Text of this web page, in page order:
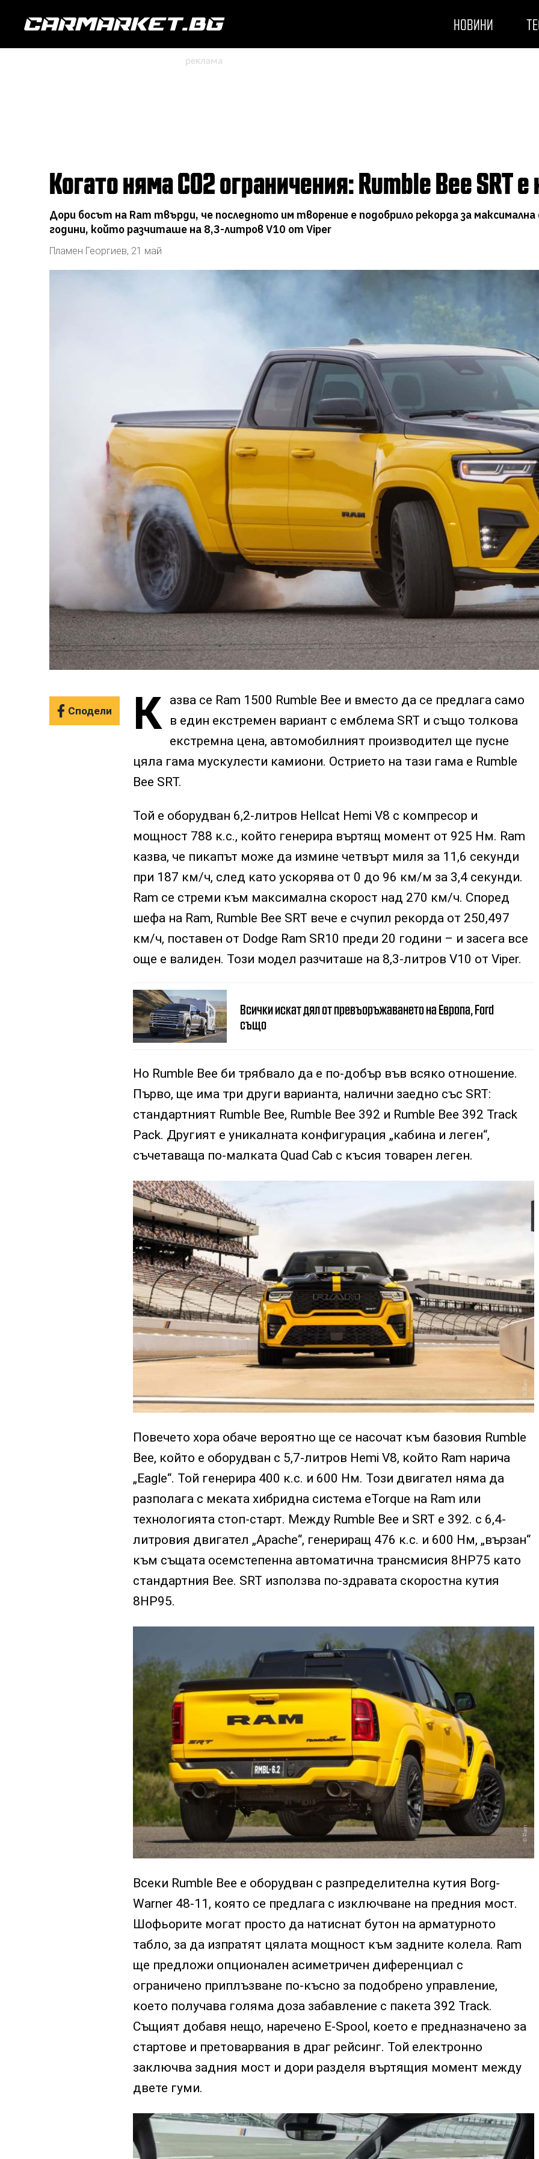
НОВИНИ
Когато няма СО2 ограничения: Rumble Bee SRT
Дори босът на Ram твърди, че последното им творение е подобрило рекорда за
години, който разчиташе на 8,3-литров V10 от Viper
Пламен Георгиев, 21 май
Сподели К
азва се Ram 1500 Rumble Bee и вместо да се предлага само
в един екстремен вариант с емблема SRT и също толкова
екстремна цена, автомобилният производител ще пусне
цяла гама мускулести камиони. Острието на тази гама е Rumble
Bee SRT.
Той е оборудван 6,2-литров Hellcat Hemi V8 с компресор и
мощност 788 к.с., който генерира въртящ момент от 925 Нм. Ram
казва, че пикапът може да измине четвърт миля за 11,6 секунди
при 187 км/ч, след като ускорява от 0 до 96 км/м за 3,4 секунди.
Ram се стреми към максимална скорост над 270 км/ч. Според
шефа на Ram, Rumble Bee SRT вече е счупил рекорда от 250,497
км/ч, поставен от Dodge Ram SR10 преди 20 години – и засега все
още е валиден. Този модел разчиташе на 8,3-литров V10 от Viper.
Всички искат дял от превъоръжаването на Европа, Ford
също
Но Rumble Bee би трябвало да е по-добър във всяко отношение.
Първо, ще има три други варианта, налични заедно със SRT:
стандартният Rumble Bee, Rumble Bee 392 и Rumble Bee 392 Track
Pack. Другият е уникалната конфигурация „кабина и леген“,
съчетаваща по-малката Quad Cab с късия товарен леген.
Ram
Повечето хора обаче вероятно ще се насочат към базовия Rumble
Bee, който е оборудван с 5,7-литров Hemi V8, който Ram нарича
„Eagle“. Той генерира 400 к.с. и 600 Нм. Този двигател няма да
разполага с меката хибридна система eTorque на Ram или
технологията стоп-старт. Между Rumble Bee и SRT е 392. с 6,4-
литровия двигател „Apache“, генериращ 476 к.с. и 600 Нм, „вързан“
към същата осемстепенна автоматична трансмисия 8HP75 като
стандартния Bee. SRT използва по-здравата скоростна кутия
8HP95.
Ram
Всеки Rumble Bee е оборудван с разпределителна кутия Borg-
Warner 48-11, която се предлага с изключване на предния мост.
Шофьорите могат просто да натиснат бутон на арматурното
табло, за да изпратят цялата мощност към задните колела. Ram
ще предложи опционален асиметричен диференциал с
ограничено приплъзване по-късно за подобрено управление,
което получава голяма доза забавление с пакета 392 Track.
Същият добавя нещо, наречено E-Spool, което е предназначено за
стартове и претоварвания в драг рейсинг. Той електронно
заключва задния мост и дори разделя въртящия момент между
двете гуми.